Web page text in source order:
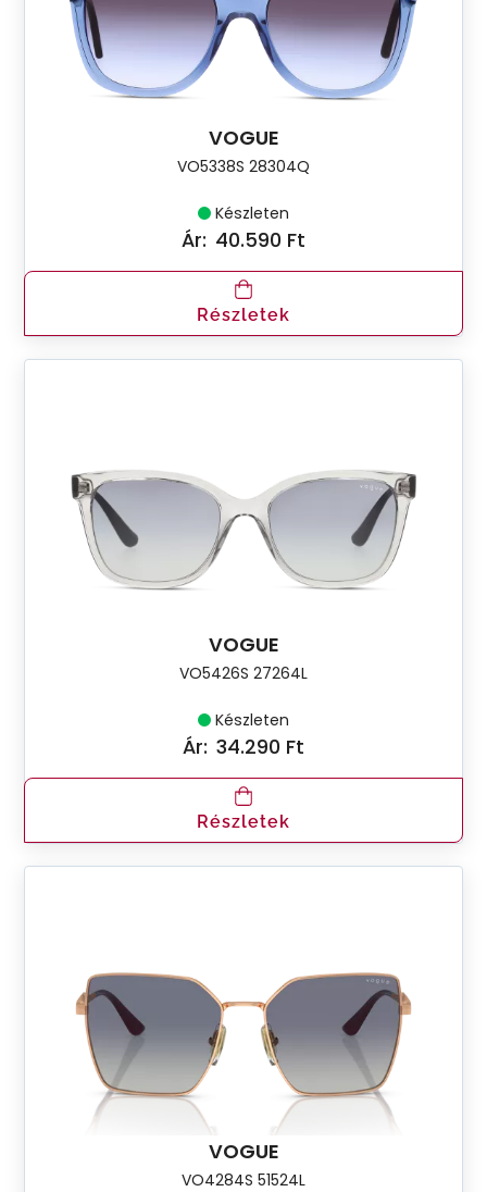
VOGUE
VO5338S 28304Q
Készleten
Ár: 40.590 Ft
Részletek
VOGUE
VO5426S 27264L
Készleten
Ár: 34.290 Ft
Részletek
VOGUE
VO4284S 51524L